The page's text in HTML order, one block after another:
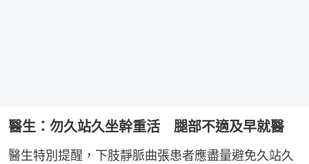
醫生：勿久站久坐幹重活 腿部不適及早就醫
醫生特別提醒，下肢靜脈曲張患者應盡量避免久站久